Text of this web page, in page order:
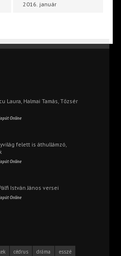
2016. január
Laura, Halmai Tamás, Tőzsér
Online
felett is áthullámzó,
Online
István János versei
Online
cédrus dráma
esszé